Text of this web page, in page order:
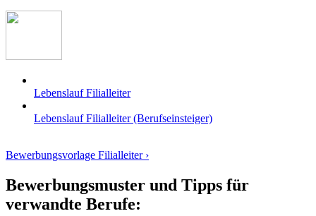
Lebenslauf Filialleiter
Lebenslauf Filialleiter (Berufseinsteiger)
Bewerbungsvorlage Filialleiter ›
Bewerbungsmuster und Tipps für
verwandte Berufe: